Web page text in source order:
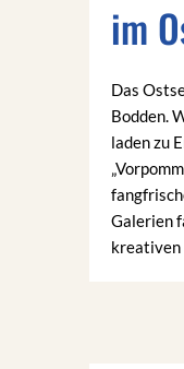
im
Das
Bodden.
laden zu
Galerien
kreativen